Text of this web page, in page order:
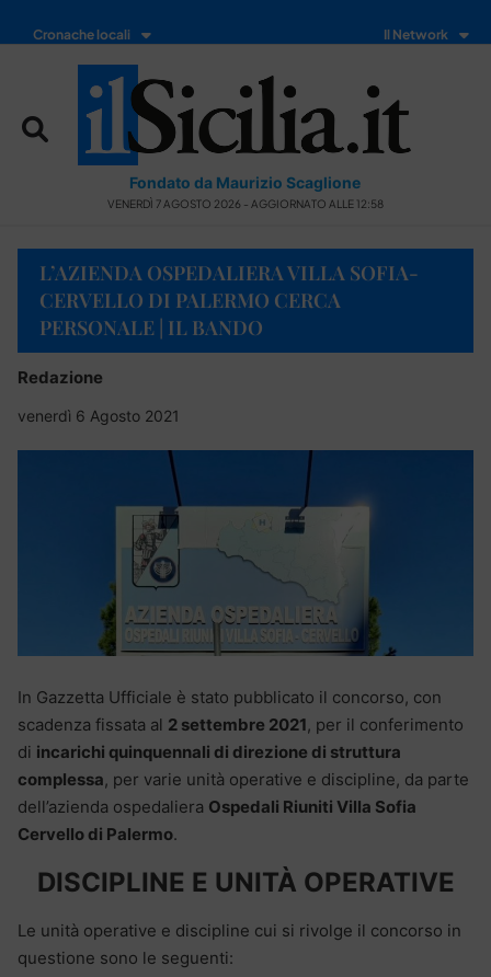
Cronache locali Il Network
Fondato da Maurizio Scaglione
VENERDÌ 7 AGOSTO 2026 - AGGIORNATO ALLE 12:58
L’AZIENDA OSPEDALIERA VILLA SOFIA-
CERVELLO DI PALERMO CERCA
PERSONALE | IL BANDO
Redazione
venerdì 6 Agosto 2021
In Gazzetta Ufficiale è stato pubblicato il concorso, con
scadenza fissata al 2 settembre 2021, per il conferimento
di incarichi quinquennali di direzione di struttura
complessa, per varie unità operative e discipline, da parte
dell’azienda ospedaliera Ospedali Riuniti Villa Sofia
Cervello di Palermo.
DISCIPLINE E UNITÀ OPERATIVE
Le unità operative e discipline cui si rivolge il concorso in
questione sono le seguenti: